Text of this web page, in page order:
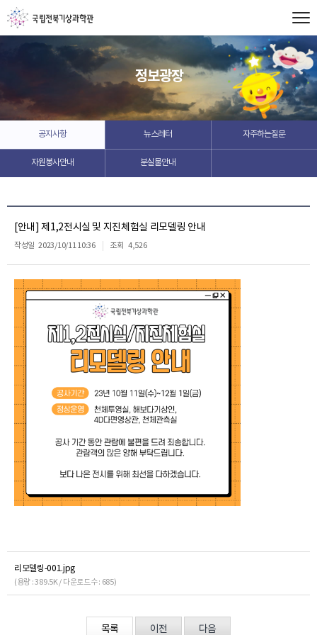
정보광장
공지사항 뉴스레터 자주하는질문
자원봉사안내 분실물안내
[안내] 제1,2전시실 및 지진체험실 리모델링 안내
작성일 2023/10/11 10:36 조회 4,526
리모델링-001.jpg
(용량 : 389.5K / 다운로드수 : 685)
목록 이전 다음